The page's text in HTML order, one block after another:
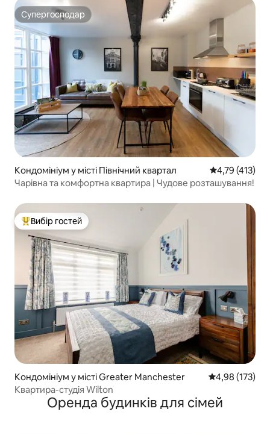
Супергосподар
Супергосподар
Кондомініум у місті Північний квартал Середня
4,79 (413)
Чарівна та комфортна квартира | Чудове розташування!
Топ вибір гостей
Вибір гостей
Кондомініум у місті Greater Manchester Середня
4,98 (173)
Квартира-студія Wilton
Оренда будинків для сімей